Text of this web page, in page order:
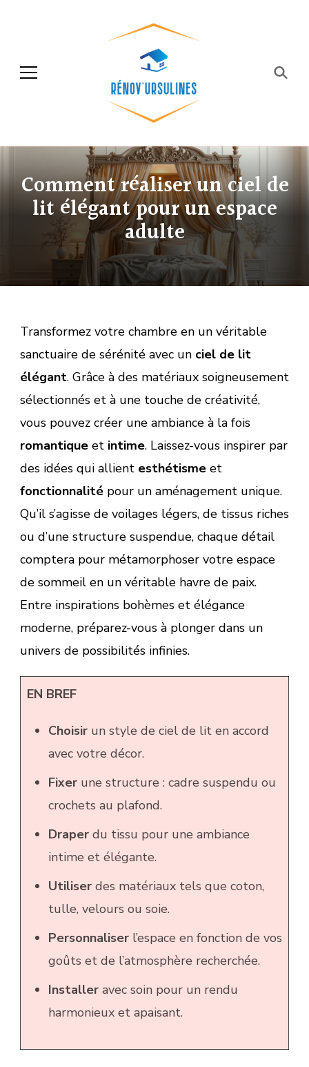
Rénov'ursulines
Comment réaliser un ciel de
lit élégant pour un espace
adulte
Transformez votre chambre en un véritable
sanctuaire de sérénité avec un ciel de lit
élégant. Grâce à des matériaux soigneusement
sélectionnés et à une touche de créativité,
vous pouvez créer une ambiance à la fois
romantique et intime. Laissez-vous inspirer par
des idées qui allient esthétisme et
fonctionnalité pour un aménagement unique.
Qu’il s’agisse de voilages légers, de tissus riches
ou d’une structure suspendue, chaque détail
comptera pour métamorphoser votre espace
de sommeil en un véritable havre de paix.
Entre inspirations bohèmes et élégance
moderne, préparez-vous à plonger dans un
univers de possibilités infinies.
EN BREF
Choisirun style de ciel de lit en accord
avec votre décor.
Fixerune structure : cadre suspendu ou
crochets au plafond.
Draperdu tissu pour une ambiance
intime et élégante.
Utiliserdes matériaux tels que coton,
tulle, velours ou soie.
Personnaliserl’espace en fonction de vos
goûts et de l’atmosphère recherchée.
Installeravec soin pour un rendu
harmonieux et apaisant.